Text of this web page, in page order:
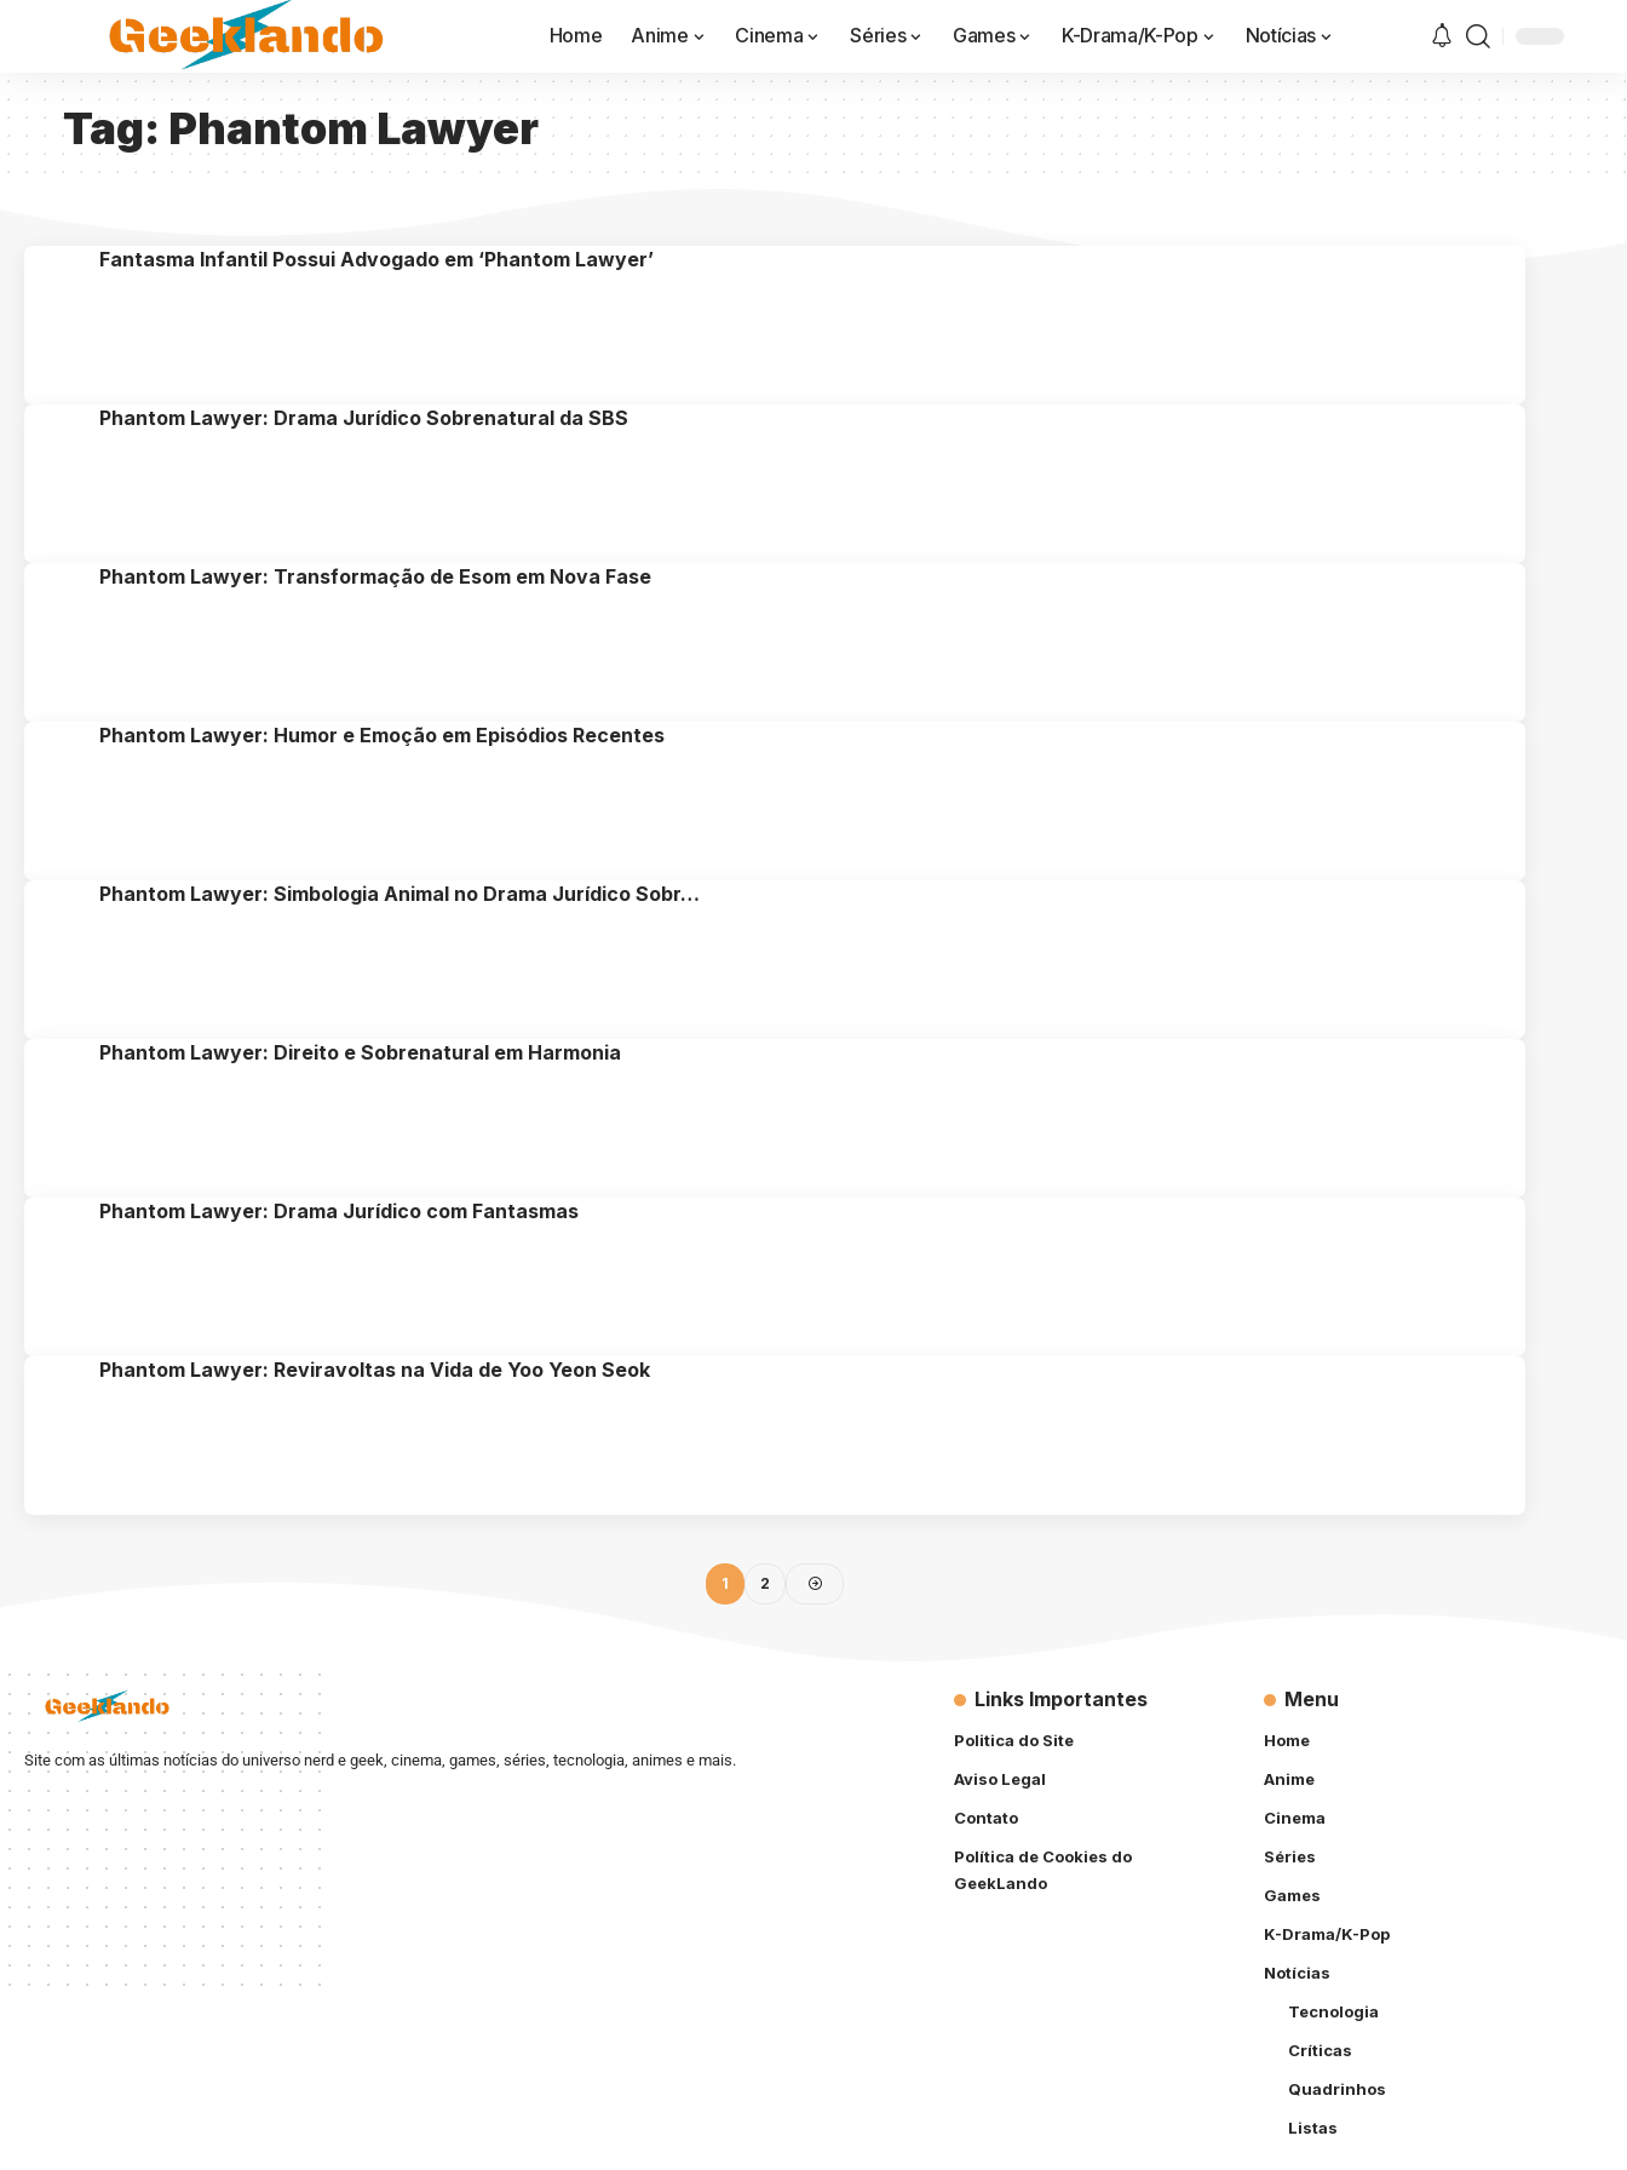
Home Anime Cinema Séries Games K-Drama/K-Pop Notícias
Tag: Phantom Lawyer
Fantasma Infantil Possui Advogado em ‘Phantom Lawyer’
Phantom Lawyer: Drama Jurídico Sobrenatural da SBS
Phantom Lawyer: Transformação de Esom em Nova Fase
Phantom Lawyer: Humor e Emoção em Episódios Recentes
Phantom Lawyer: Simbologia Animal no Drama Jurídico Sobr…
Phantom Lawyer: Direito e Sobrenatural em Harmonia
Phantom Lawyer: Drama Jurídico com Fantasmas
Phantom Lawyer: Reviravoltas na Vida de Yoo Yeon Seok
1 2
Site com as últimas notícias do universo nerd e geek, cinema, games, séries, tecnologia, animes e mais.
Links Importantes
Politica do Site
Aviso Legal
Contato
Política de Cookies do
GeekLando
Menu
Home
Anime
Cinema
Séries
Games
K-Drama/K-Pop
Notícias
Tecnologia
Críticas
Quadrinhos
Listas